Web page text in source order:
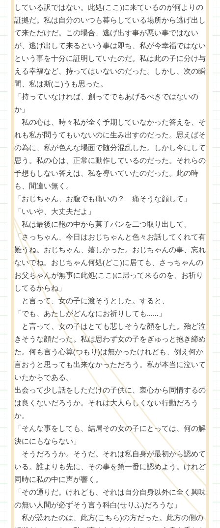
している訳ではない。此処(ここ)に来ているのが何よりの
証拠だ。私は自分のいつも暮らしている場所から逃げ出し
て来ただけだ。この場合、逃げ出す事が悪い事ではない
が、逃げ出して来るという事は即ち、私が今幸福ではない
という事を十分に証明していたのだ。私は此の子に分け与
える幸福など、持ってはいないのだった。しかし、次の瞬
間、私は斯(こ)うも思った。
「持っていなければ、創ってでもあげるべきではないの
か」
私の心は、時々私が全く予期していなかった答えを、そ
れも私が問うてもいないのに生み出すのだった。思えばそ
の為に、私が色んな場面で随分混乱した。しかし今にして
思う。私の心は、正常に動作しているのだった。それらの
予想もしない答えは、私を導いていたのだった。此の時
も、間違い無く。
「おじちゃん、お腹でも痛いの？ 痛そうな顔して」
「いいや、大丈夫だよ」
私は最後に鞄の中から菓子パンを二つ取り出して、
「さっちゃん、今日はおじちゃんと色々お話してくれて有
難うね。おじちゃん、嬉しかった。おじちゃんの事、忘れ
ないでね。おじちゃん何処(どこ)に居ても、さっちゃんの
お父ちゃんが無事に此処(ここ)に帰って来るのを、お祈り
してるからね」
と言って、女の子に渡そうとした。すると、
「でも、あたしがどんなにお祈りしても……」
と言って、女の子はとても悲しそうな顔をした。殆ど泣
きそうな顔だった。私は思わず女の子をぎゅっと抱き締め
た。何も言う心算(つもり)は無かったけれども、例え何か
言おうと思っても出来なかっただろう。私が本当に泣いて
いたからである。
出会って少し話をしただけの子供に、衷心から同情するの
は良くないだろうか。それは大人らしくない行動だろう
か。
「そんな事をしても、結局その女の子にとっては、何の解
決ににもならない」
そうだろうか。そうだ。それは私自身が最初から認めて
いる。誰よりも先に、その事を第一番に認めよう。けれど
同時に私の中に声が響く。
「その通りだ。けれども、それは自分自身以外に全く興味
の無い人間が必ずそう言う科白(せりふ)だろうな」
私が恐れたのは、此方(こちら)の方だった。此方の側の